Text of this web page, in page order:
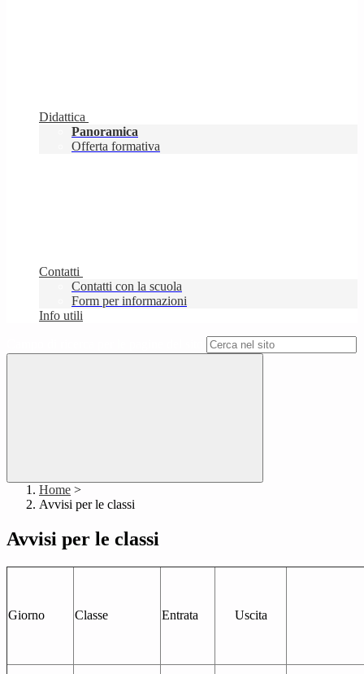
Didattica
Panoramica
Offerta formativa
Contatti
Contatti con la scuola
Form per informazioni
Info utili
Home >
Avvisi per le classi
Avvisi per le classi
Giorno Classe Entrata Uscita